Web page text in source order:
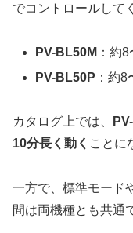
でコントロールして
PV-BL50M ：約
PV-BL50P ：約8
カタログ上では、
10分長く動く ことに
一方で、標準モード
間は両機種とも共通